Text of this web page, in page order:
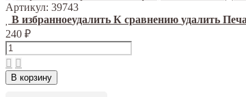
Артикул: 39743
В избранноеудалить К сравнению удалить
240 ₽
В корзину